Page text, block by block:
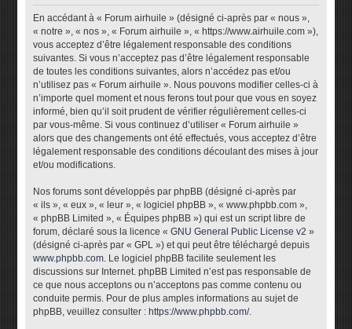
En accédant à « Forum airhuile » (désigné ci-après par « nous »,
« notre », « nos », « Forum airhuile », « https://www.airhuile.com »),
vous acceptez d’être légalement responsable des conditions
suivantes. Si vous n’acceptez pas d’être légalement responsable
de toutes les conditions suivantes, alors n’accédez pas et/ou
n’utilisez pas « Forum airhuile ». Nous pouvons modifier celles-ci à
n’importe quel moment et nous ferons tout pour que vous en soyez
informé, bien qu’il soit prudent de vérifier régulièrement celles-ci
par vous-même. Si vous continuez d’utiliser « Forum airhuile »
alors que des changements ont été effectués, vous acceptez d’être
légalement responsable des conditions découlant des mises à jour
et/ou modifications.
Nos forums sont développés par phpBB (désigné ci-après par
« ils », « eux », « leur », « logiciel phpBB », « www.phpbb.com »,
« phpBB Limited », « Équipes phpBB ») qui est un script libre de
forum, déclaré sous la licence «GNU General Public License v2 »
(désigné ci-après par « GPL ») et qui peut être téléchargé depuis
www.phpbb.com. Le logiciel phpBB facilite seulement les
discussions sur Internet. phpBB Limited n’est pas responsable de
ce que nous acceptons ou n’acceptons pas comme contenu ou
conduite permis. Pour de plus amples informations au sujet de
phpBB, veuillez consulter : https://www.phpbb.com/.